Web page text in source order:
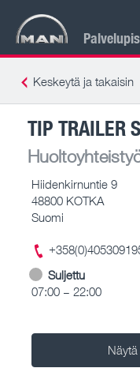
Keskeytä ja takaisin
TIP TRAILER
Hiidenkirnuntie 9
48800 KOTKA
Suomi
Suljettu
07:00 – 22:00